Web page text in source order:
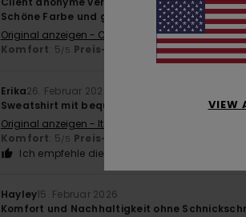
Schöne Farbe und gute Qualität
Original anzeigen - Castellano
Komfort: 5/5 Preis-Leistungs-Verhältnis: 5/
Erika26. Februar 2026
Sweatshirt mit bequemer Passform, schöner
Original anzeigen - Italiano
Komfort: 5/5 Preis-Leistungs-Verhältnis
Ich empfehle dieses Produkt
Hayley15. Februar 2026
Komfort und Nachhaltigkeit ohne
VIEW